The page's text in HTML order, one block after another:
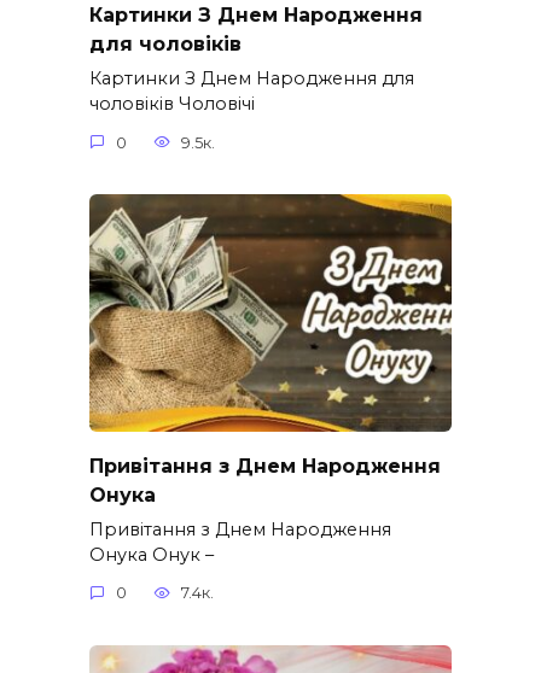
Картинки З Днем Народження
для чоловіків​
Картинки З Днем Народження для
чоловіків​ Чоловічі
0 9.5к.
Привітання з Днем Народження
Онука
Привітання з Днем Народження
Онука Онук –
0 7.4к.